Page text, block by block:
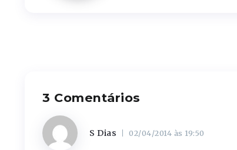
3 Comentários
S Dias 02/04/2014 às 19:50